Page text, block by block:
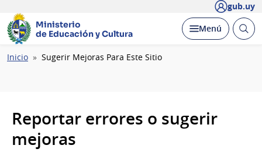
gub.uy
Ministerio
de Educación y Cultura
Desplegar
Menú Abrir
Ruta
Inicio Sugerir Mejoras Para Este Sitio
Reportar errores o sugerir
mejoras